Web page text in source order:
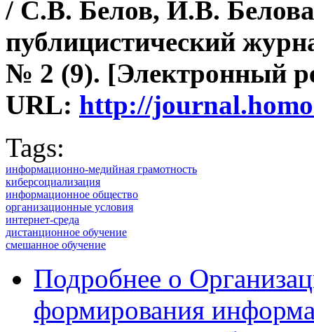
/ С.В. Белов, И.В.
публицистический
№ 2 (9). [Электронный
URL: http://
Tags:
информационно-медийная грамотность
киберсоциализация
информационное общество
организационные условия
интернет-среда
дистанционное обучение
смешанное обучение
Подробнее о
формирования